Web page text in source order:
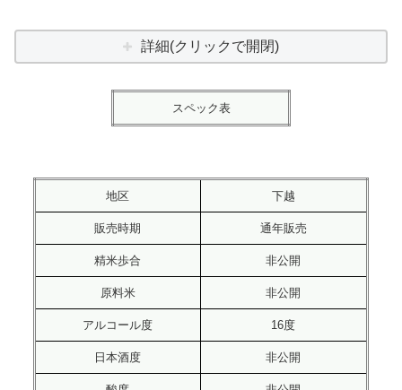
詳細(クリックで開閉)
スペック表
地区 下越
販売時期 通年販売
精米歩合 非公開
原料米 非公開
アルコール度 16度
日本酒度 非公開